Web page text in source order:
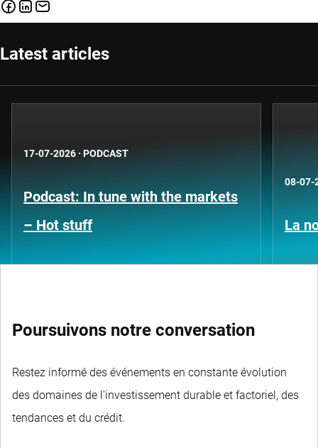
Latest articles
17-07-2026 · PODCAST
Podcast: In tune with the markets
– Hot stuff
08-07-
La
Poursuivons notre conversation
Restez informé des événements en constante évolution
des domaines de l'investissement durable et factoriel, des
tendances et du crédit.